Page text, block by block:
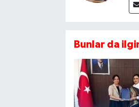
Bunlar da